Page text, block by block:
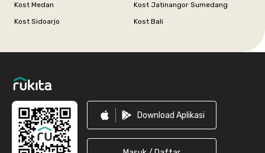
Kost Medan
Kost Jatinangor Sumedang
Kost Sidoarjo
Kost Bali
Download Aplikasi